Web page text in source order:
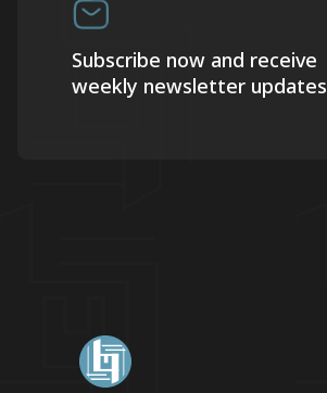
Subscribe now and receive
weekly newsletter updates